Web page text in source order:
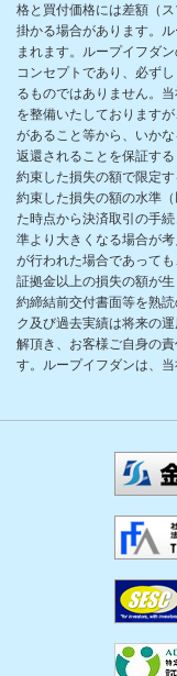
格と買付価格には差額（
掛かる場合があります。
まれます。ループイフダ
コンセプトであり、必ず
るものではありません。
を整備いたしております
があること等から、いか
返還されることを保証す
約束した損失の額で限定
約束した損失の額の水準
た時点から決済取引の手
準より大きくなる場合が
が行われた場合であって
証拠金以上の損失の額が
約締結前交付書面等を熟
ク及び過去実績は将来の
解頂き、お客様ご自身の
す。ループイフダンは、当